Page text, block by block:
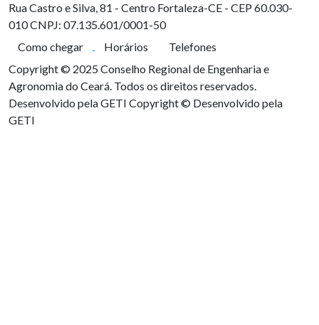
Rua Castro e Silva, 81 - Centro Fortaleza-CE - CEP 60.030-
010CNPJ: 07.135.601/0001-50
Como chegar
Horários
Telefones
Copyright © 2025 Conselho Regional de Engenharia e
Agronomia do Ceará. Todos os direitos reservados.
Desenvolvido pela GETI Copyright © Desenvolvido pela
GETI